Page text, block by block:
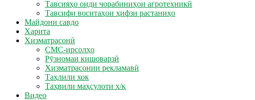
Тавсияҳо оиди чорабиниҳои агротехникӣ
Тавсифи воситаҳои ҳифзи растаниҳо
Майдони савдо
Харита
Хизматрасонӣ
СМС-ирсолҳо
Рӯзномаи кишоварзӣ
Хизматрасонии рекламавӣ
Таҳлили хок
Таҳвили маҳсулоти х/қ
Видео